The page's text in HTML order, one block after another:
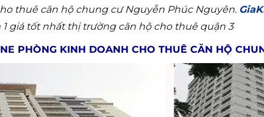
thuê căn hộ chung cư Nguyễn Phúc Nguyên.
giá tốt nhất thị trường căn hộ cho thuê quận 3
PHÒNG KINH DOANH CHO THUÊ CĂN HỘ